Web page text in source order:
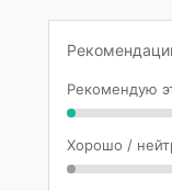
Рекомендую
Хорошо /